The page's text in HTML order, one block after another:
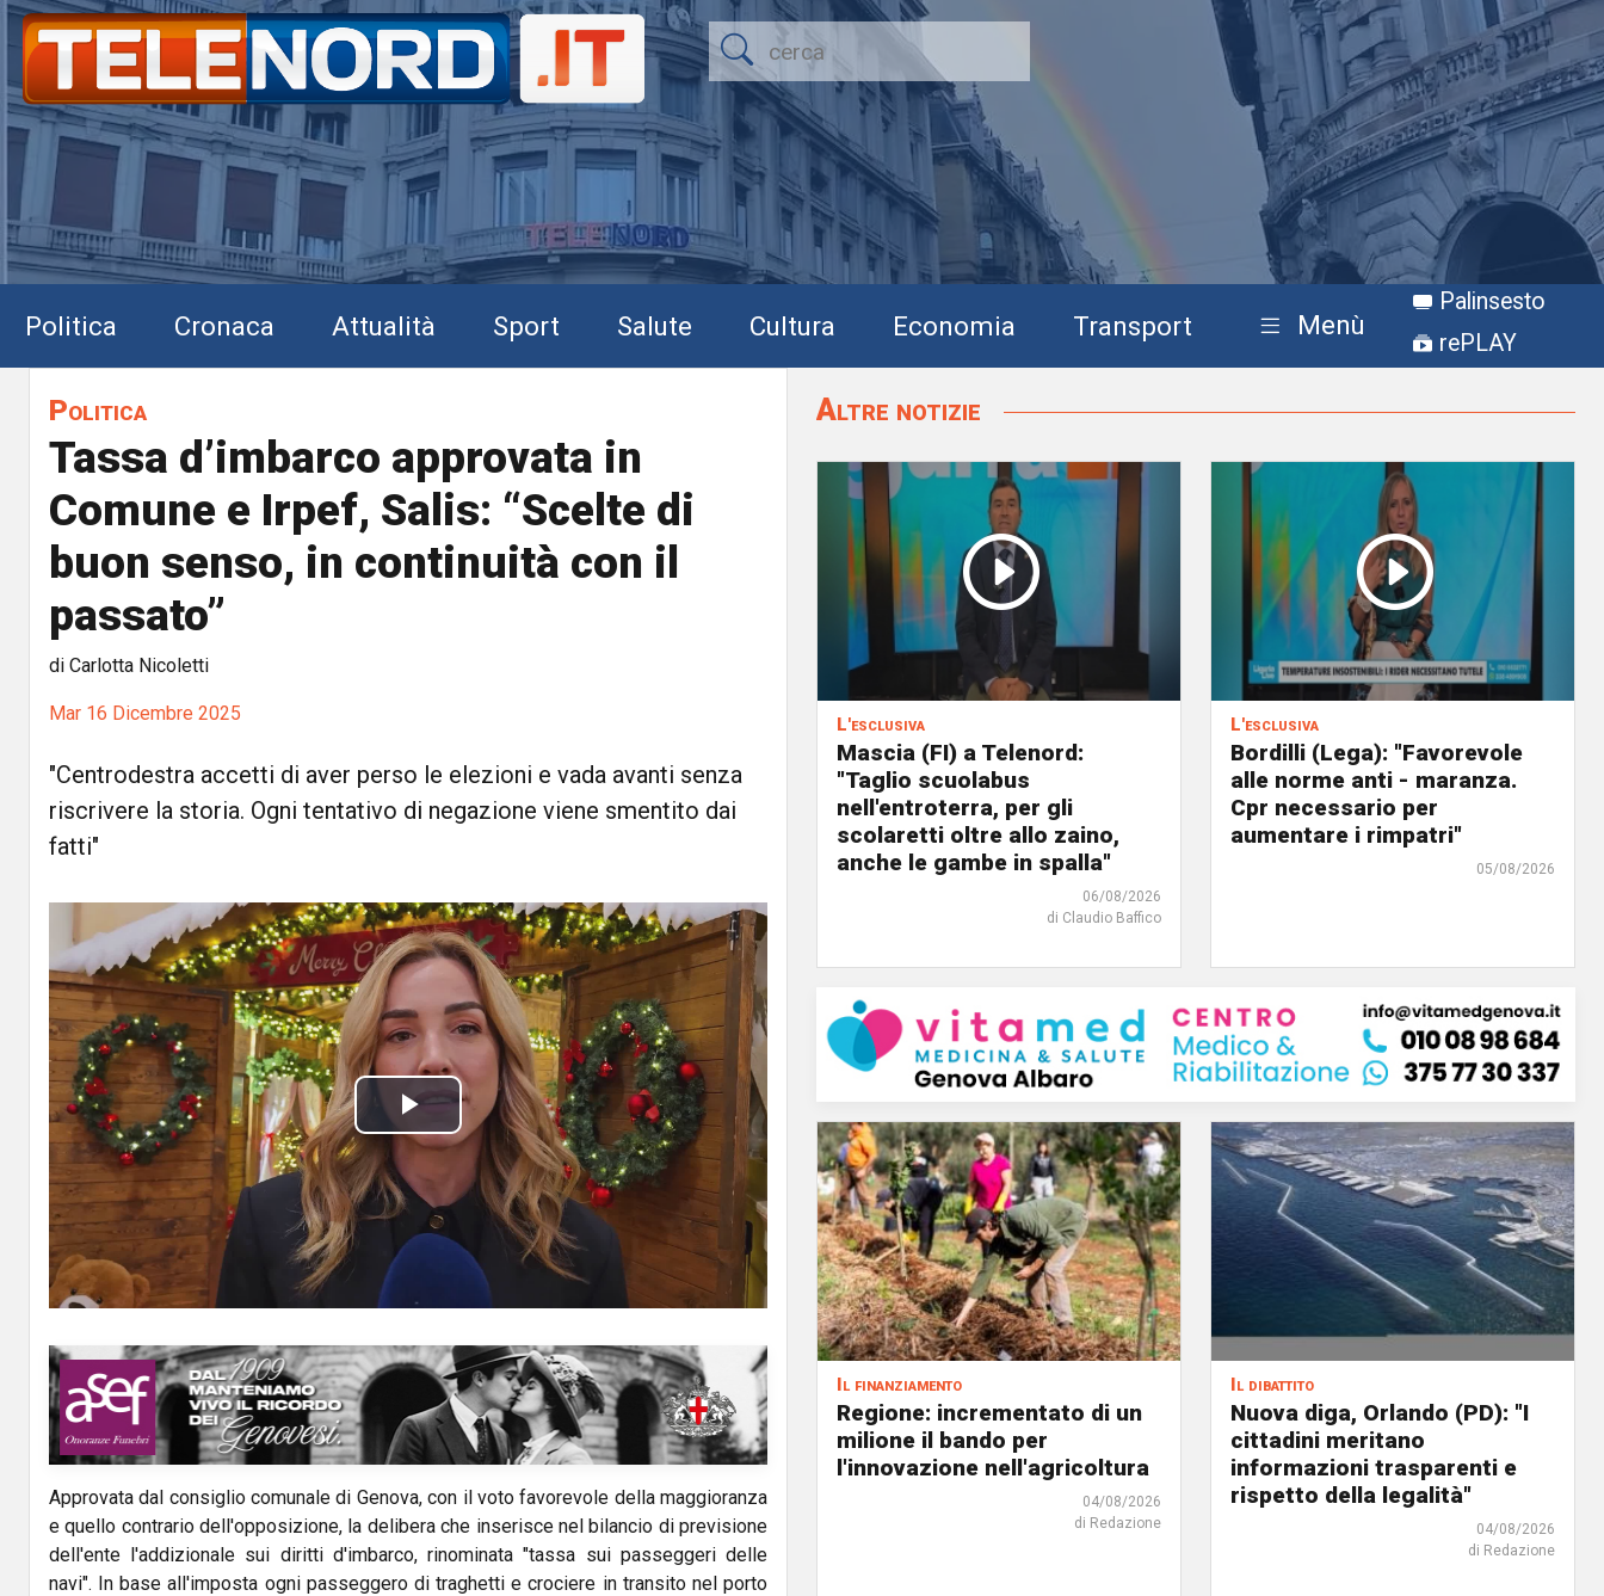
Politica Cronaca Attualità Sport Salute Cultura Economia Transport Menù
Palinsesto
rePLAY
Politica
Tassa d’imbarco approvata in
Comune e Irpef, Salis: “Scelte di
buon senso, in continuità con il
passato”
di Carlotta Nicoletti
Mar 16 Dicembre 2025
"Centrodestra accetti di aver perso le elezioni e vada avanti senza
riscrivere la storia. Ogni tentativo di negazione viene smentito dai
fatti"
P
l
a
y
V
d
e
o
Approvata dal consiglio comunale di Genova, con il voto favorevole della maggioranza
e quello contrario dell'opposizione, la delibera che inserisce nel bilancio di previsione
dell'ente l'addizionale sui diritti d'imbarco, rinominata "tassa sui passeggeri delle
navi". In base all'imposta ogni passeggero di traghetti e crociere in transito nel porto
Altre notizie
L'esclusiva
Mascia (FI) a Telenord:
"Taglio scuolabus
nell'entroterra, per gli
scolaretti oltre allo zaino,
anche le gambe in spalla"
06/08/2026
di Claudio Baffico
L'esclusiva
Bordilli (Lega): "Favorevole
alle norme anti - maranza.
Cpr necessario per
aumentare i rimpatri"
05/08/2026
Il finanziamento
Regione: incrementato di un
milione il bando per
l'innovazione nell'agricoltura
04/08/2026
di Redazione
Il dibattito
Nuova diga, Orlando (PD): "I
cittadini meritano
informazioni trasparenti e
rispetto della legalità"
04/08/2026
di Redazione